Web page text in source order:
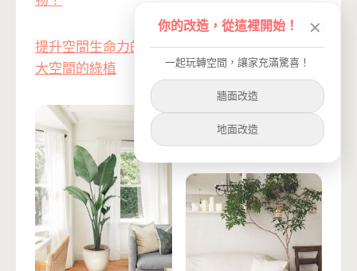
提升空間生命力的秘訣再＋1 推薦4種適合室內
大空間的綠植
你的改造，從這裡開始！ ✕
一起玩轉空間，讓家充滿驚喜！
牆面改造
地面改造